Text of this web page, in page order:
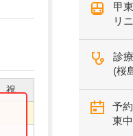
祝
甲
リ
診
(桜
予
東